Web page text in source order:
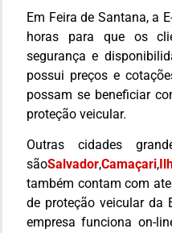
Em Feira de Santana, a
horas para que os
segurança e
possui preços e
possam se beneficiar
proteção veicular.
Outras cidades
sãoSalvador,Camaçari,
também contam com
de proteção veicular da
empresa funciona on-